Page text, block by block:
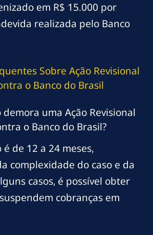
em R$ 15.000 por
realizada pelo Banco
Sobre Ação Revisional
o Banco do Brasil
uma Ação Revisional
o Banco do Brasil?
de 12 a 24 meses,
complexidade do caso e da
casos, é possível obter
cobranças em